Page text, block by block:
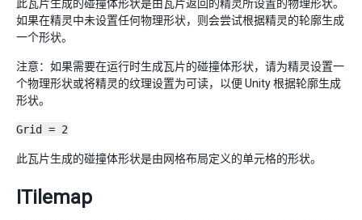
此瓦片生成的碰撞体形状是由瓦片返回的精灵所设置的物理形状。
如果在精灵中未设置任何物理形状，则会尝试根据精灵的轮廓生成
一个形状。
注意：如果需要在运行时生成瓦片的碰撞体形状，请为精灵设置一
个物理形状或将精灵的纹理设置为可读，以便 Unity 根据轮廓生成
形状。
Grid = 2
此瓦片生成的碰撞体形状是由网格布局定义的单元格的形状。
ITilemap